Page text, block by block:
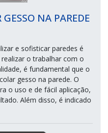
NA PAREDE
e sofisticar paredes é
o trabalhar com o
é fundamental que o
gesso na parede. O
o uso e de fácil aplicação,
Além disso, é indicado